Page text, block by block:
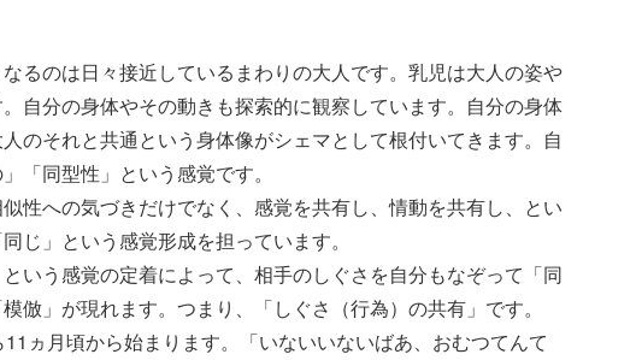
るのは日々接近しているまわりの大人です。乳児は大人の姿や
自分の身体やその動きも探索的に観察しています。自分の身体
のそれと共通という身体像がシェマとして根付いてきます。自
「同型性」という感覚です。
性への気づきだけでなく、感覚を共有し、情動を共有し、とい
じ」という感覚形成を担っています。
いう感覚の定着によって、相手のしぐさを自分もなぞって「同
倣」が現れます。つまり、「しぐさ（行為）の共有」です。
ヵ月頃から始まります。「いないいないばあ、おむつてんて